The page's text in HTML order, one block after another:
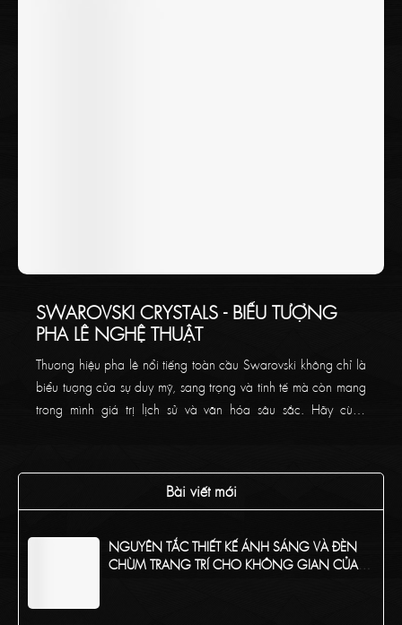
SWAROVSKI CRYSTALS - BIỂU TƯỢNG
PHA LÊ NGHỆ THUẬT
Thương hiệu pha lê nổi tiếng toàn cầu Swarovski không chỉ là
biểu tượng của sự duy mỹ, sang trọng và tinh tế mà còn mang
trong mình giá trị lịch sử và văn hóa sâu sắc. Hãy cùng
Bài viết mới
NGUYÊN TẮC THIẾT KẾ ÁNH SÁNG VÀ ĐÈN
CHÙM TRANG TRÍ CHO KHÔNG GIAN CỦA